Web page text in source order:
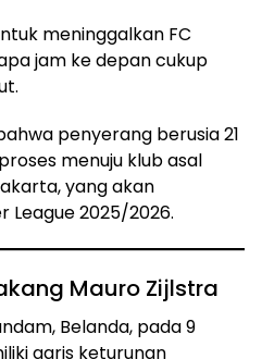
meninggalkan FC
jam ke depan cukup
penyerang berusia 21
menuju klub asal
yang akan
League 2025/2026.
Mauro Zijlstra
Belanda, pada 9
garis keturunan